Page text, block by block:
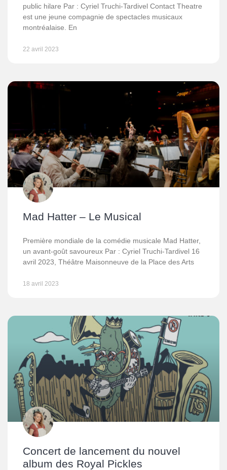
public hilare Par : Cyriel Truchi-Tardivel Contact Theatre
est une jeune compagnie de spectacles musicaux
montréalaise. En
22 avril 2023
Mad Hatter – Le Musical
Première mondiale de la comédie musicale Mad Hatter,
un avant-goût savoureux Par : Cyriel Truchi-Tardivel 16
avril 2023, Théâtre Maisonneuve de la Place des Arts
18 avril 2023
Concert de lancement du nouvel
album des Royal Pickles